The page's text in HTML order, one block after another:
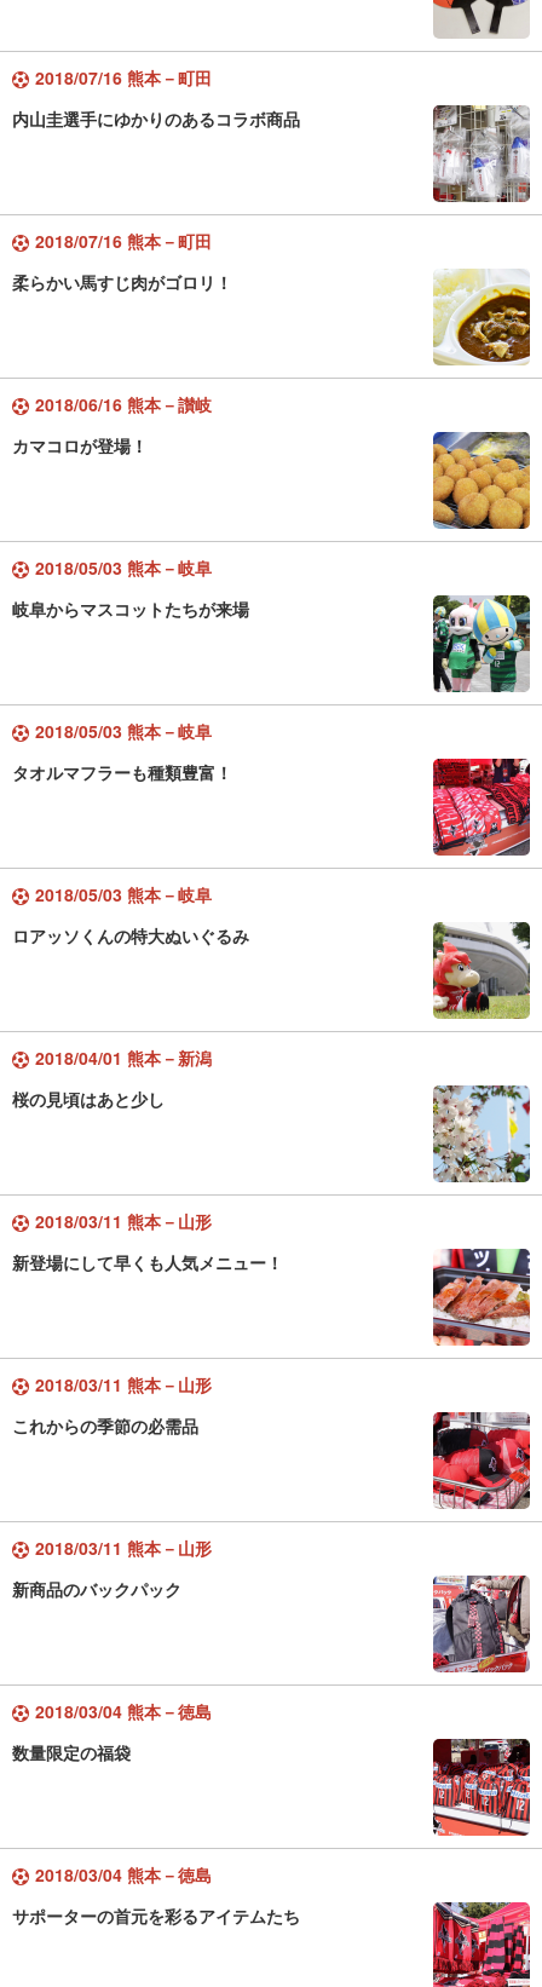
2018/07/16 熊本－町田
内山圭選手にゆかりのあるコラボ商品
2018/07/16 熊本－町田
柔らかい馬すじ肉がゴロリ！
2018/06/16 熊本－讃岐
カマコロが登場！
2018/05/03 熊本－岐阜
岐阜からマスコットたちが来場
2018/05/03 熊本－岐阜
タオルマフラーも種類豊富！
2018/05/03 熊本－岐阜
ロアッソくんの特大ぬいぐるみ
2018/04/01 熊本－新潟
桜の見頃はあと少し
2018/03/11 熊本－山形
新登場にして早くも人気メニュー！
2018/03/11 熊本－山形
これからの季節の必需品
2018/03/11 熊本－山形
新商品のバックパック
2018/03/04 熊本－徳島
数量限定の福袋
2018/03/04 熊本－徳島
サポーターの首元を彩るアイテムたち